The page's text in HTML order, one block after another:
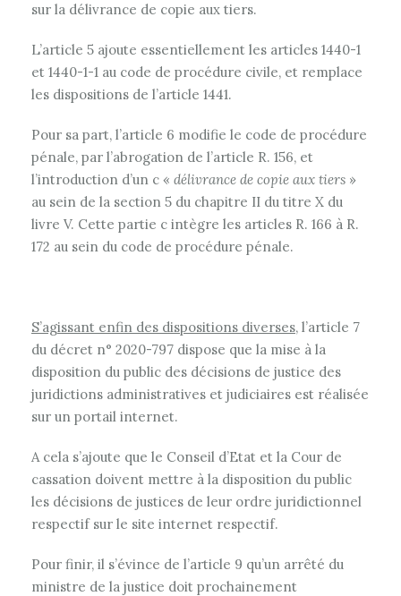
sur la délivrance de copie aux tiers.
L’article 5 ajoute essentiellement les articles 1440-1
et 1440-1-1 au code de procédure civile, et remplace
les dispositions de l’article 1441.
Pour sa part, l’article 6 modifie le code de procédure
pénale, par l’abrogation de l’article R. 156, et
l’introduction d’un c « délivrance de copie aux tiers »
au sein de la section 5 du chapitre II du titre X du
livre V. Cette partie c intègre les articles R. 166 à R.
172 au sein du code de procédure pénale.
S’agissant enfin des dispositions diverses, l’article 7
du décret n° 2020-797 dispose que la mise à la
disposition du public des décisions de justice des
juridictions administratives et judiciaires est réalisée
sur un portail internet.
A cela s’ajoute que le Conseil d’Etat et la Cour de
cassation doivent mettre à la disposition du public
les décisions de justices de leur ordre juridictionnel
respectif sur le site internet respectif.
Pour finir, il s’évince de l’article 9 qu’un arrêté du
ministre de la justice doit prochainement